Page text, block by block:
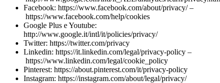
Facebook: https://www.facebook.com/about/privacy/ –
https://www.facebook.com/help/cookies
Google Plus e Youtube:
http://www.google.it/intl/it/policies/privacy/
Twitter: https://twitter.com/privacy
Linkedin: https://it.linkedin.com/legal/privacy-policy –
https://www.linkedin.com/legal/cookie_policy
Pinterest: https://about.pinterest.com/it/privacy-policy
Instagram: https://instagram.com/about/legal/privacy/